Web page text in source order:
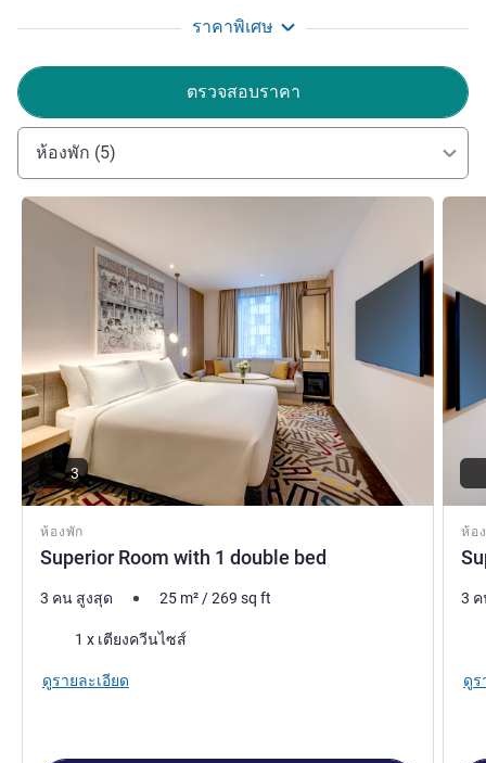
ราคาพิเศษ
ตรวจสอบราคา
ห้องพัก (5)
ห้องพัก
Superior Room with 1 double bed
ดูรายละเอียด
3
3 คน สูงสุด 25 m²/269 sq ft
เครื่องนอน
1 x เตียงควีนไซส์
ดูรายละเอียด
ห้อ
ดูราย
3
ดูร